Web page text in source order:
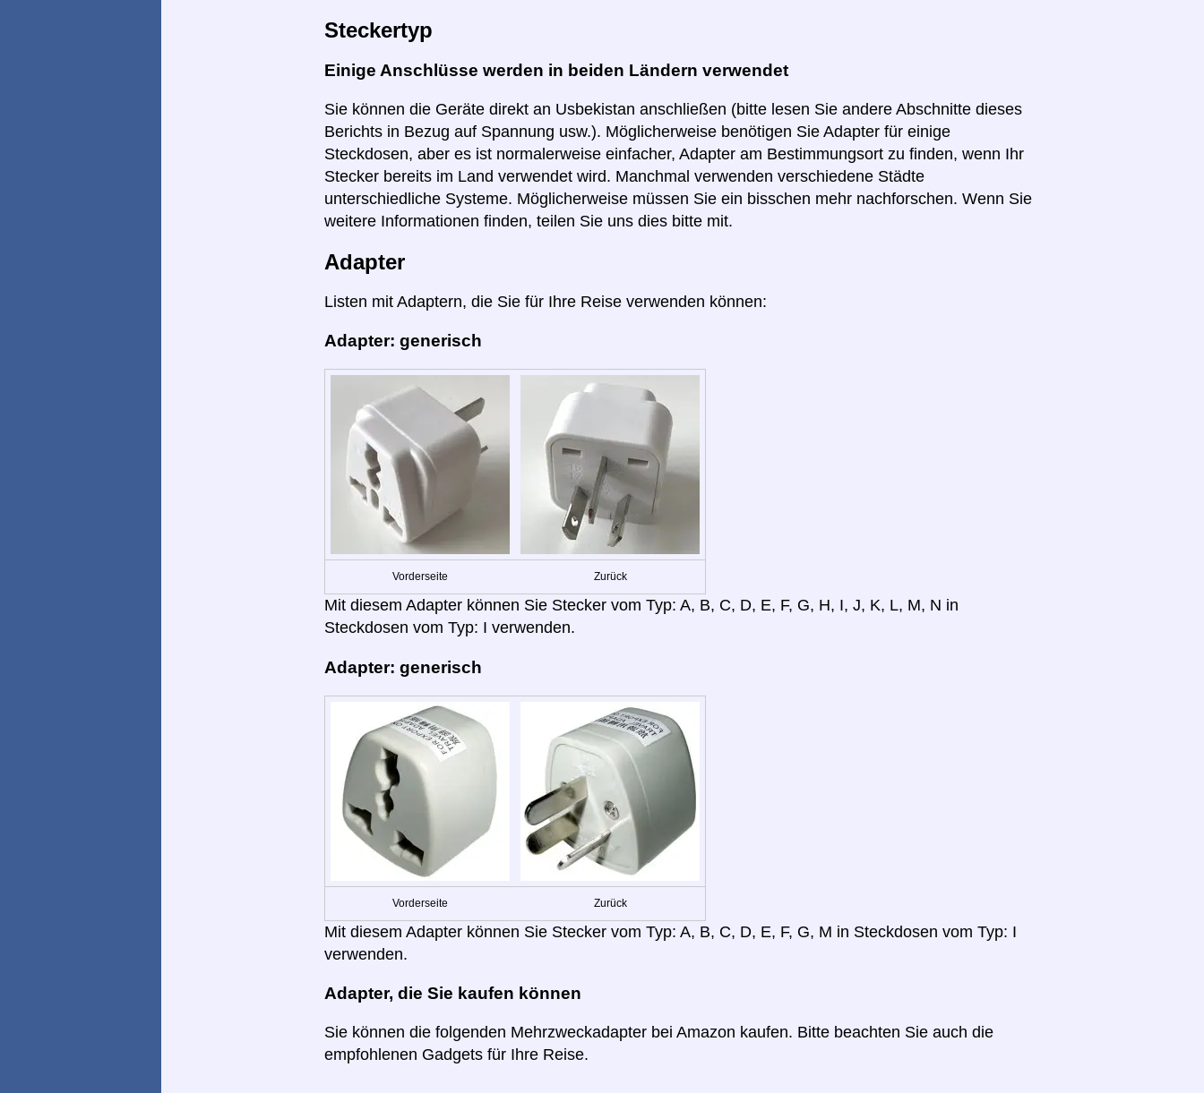
Steckertyp
Einige Anschlüsse werden in beiden Ländern verwendet
Sie können die Geräte direkt an Usbekistan anschließen (bitte lesen Sie andere Abschnitte dieses
Berichts in Bezug auf Spannung usw.). Möglicherweise benötigen Sie Adapter für einige
Steckdosen, aber es ist normalerweise einfacher, Adapter am Bestimmungsort zu finden, wenn Ihr
Stecker bereits im Land verwendet wird. Manchmal verwenden verschiedene Städte
unterschiedliche Systeme. Möglicherweise müssen Sie ein bisschen mehr nachforschen. Wenn Sie
weitere Informationen finden, teilen Sie uns dies bitte mit.
Adapter
Listen mit Adaptern, die Sie für Ihre Reise verwenden können:
Adapter: generisch
Vorderseite Zurück
Mit diesem Adapter können Sie Stecker vom Typ: A, B, C, D, E, F, G, H, I, J, K, L, M, N in
Steckdosen vom Typ: I verwenden.
Adapter: generisch
Vorderseite Zurück
Mit diesem Adapter können Sie Stecker vom Typ: A, B, C, D, E, F, G, M in Steckdosen vom Typ: I
verwenden.
Adapter, die Sie kaufen können
Sie können die folgenden Mehrzweckadapter bei Amazon kaufen. Bitte beachten Sie auch die
empfohlenen Gadgets für Ihre Reise.